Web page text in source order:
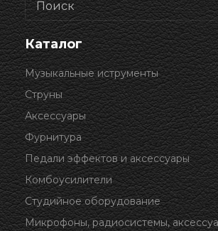
Каталог
Музыкальные иструменты
Струны
Аксессуары
Фурнитура
Педали эффектов и аксессуары
Комбоусилители
Студийное оборудование
Микрофоны, радиосистемы,